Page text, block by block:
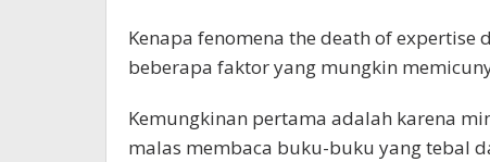
Kenapa fenomena the death of
beberapa faktor yang mungkin
Kemungkinan pertama adalah karena
malas membaca buku-buku yang tebal